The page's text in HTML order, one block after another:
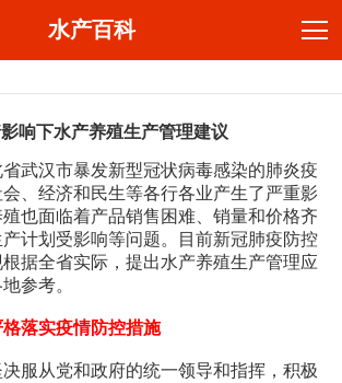
水产百科
响下水产养殖生产管理建议
武汉市暴发新型冠状病毒感染的肺炎疫
、经济和民生等各行各业产生了严重影
也面临着产品销售困难、销量和价格齐
计划受影响等问题。目前新冠肺疫防控
据全省实际，提出水产养殖生产管理应
参考。
落实疫情防控措施
服从党和政府的统一领导和指挥，积极